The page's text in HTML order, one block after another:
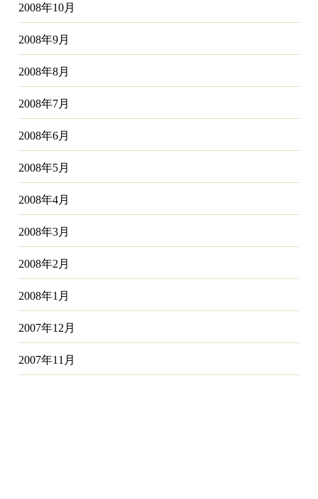
2008年10月
2008年9月
2008年8月
2008年7月
2008年6月
2008年5月
2008年4月
2008年3月
2008年2月
2008年1月
2007年12月
2007年11月